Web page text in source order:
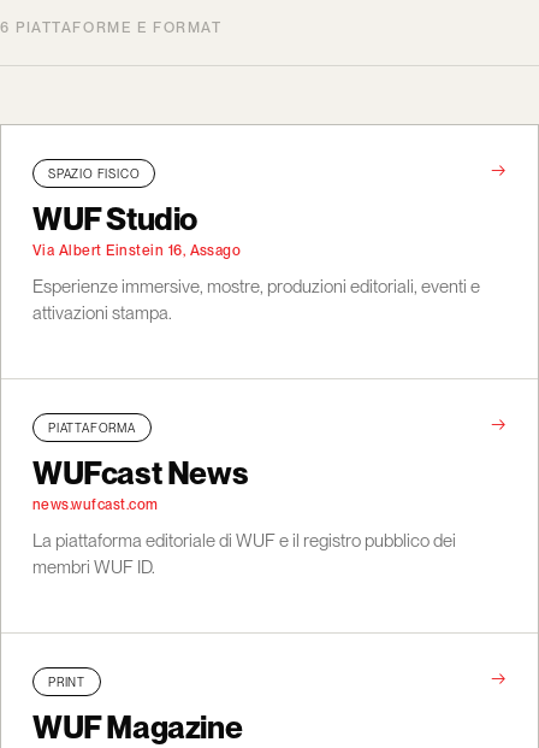
6 PIATTAFORME E FORMAT
SPAZIO FISICO →
WUF Studio
Via Albert Einstein 16, Assago
Esperienze immersive, mostre, produzioni editoriali, eventi e
attivazioni stampa.
PIATTAFORMA →
WUFcast News
news.wufcast.com
La piattaforma editoriale di WUF e il registro pubblico dei
membri WUF ID.
PRINT →
WUF Magazine